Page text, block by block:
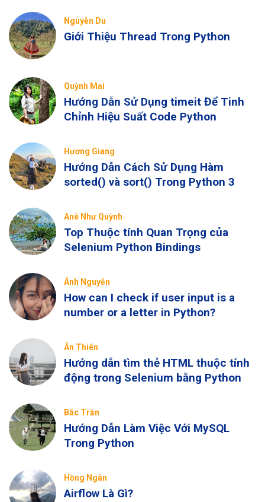
Nguyễn Du
Giới Thiệu Thread Trong Python
Quỳnh Mai
Hướng Dẫn Sử Dụng timeit Để Tinh
Chỉnh Hiệu Suất Code Python
Hương Giang
Hướng Dẫn Cách Sử Dụng Hàm
sorted() và sort() Trong Python 3
Anê Như Quỳnh
Top Thuộc tính Quan Trọng của
Selenium Python Bindings
Ánh Nguyễn
How can I check if user input is a
number or a letter in Python?
Ân Thiên
Hướng dẫn tìm thẻ HTML thuộc tính
động trong Selenium bằng Python
Bắc Trần
Hướng Dẫn Làm Việc Với MySQL
Trong Python
Hồng Ngân
Airflow Là Gì?